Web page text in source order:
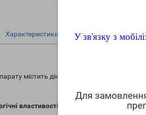
У зв'язку з
Для
Характеристики Файли для
містить діючу речовину:діамантовий
властивості